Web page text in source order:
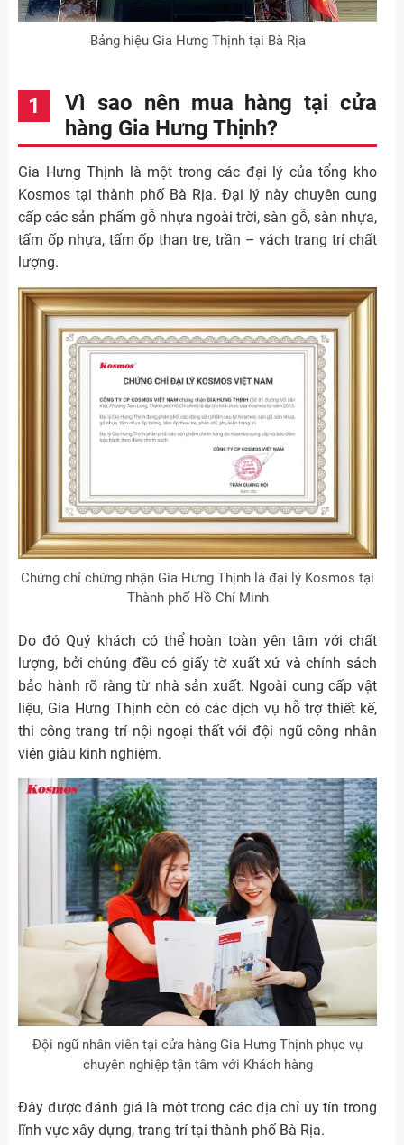
Bảng hiệu Gia Hưng Thịnh tại Bà Rịa
Vì sao nên mua hàng tại cửa
hàng Gia Hưng Thịnh?
Gia Hưng Thịnh là một trong các đại lý của tổng kho
Kosmos tại thành phố Bà Rịa. Đại lý này chuyên cung
cấp các sản phẩm gỗ nhựa ngoài trời, sàn gỗ, sàn nhựa,
tấm ốp nhựa, tấm ốp than tre, trần – vách trang trí chất
lượng.
Chứng chỉ chứng nhận Gia Hưng Thịnh là đại lý Kosmos tại
Thành phố Hồ Chí Minh
Do đó Quý khách có thể hoàn toàn yên tâm với chất
lượng, bởi chúng đều có giấy tờ xuất xứ và chính sách
bảo hành rõ ràng từ nhà sản xuất. Ngoài cung cấp vật
liệu, Gia Hưng Thịnh còn có các dịch vụ hỗ trợ thiết kế,
thi công trang trí nội ngoại thất với đội ngũ công nhân
viên giàu kinh nghiệm.
Đội ngũ nhân viên tại cửa hàng Gia Hưng Thịnh phục vụ
chuyên nghiệp tận tâm với Khách hàng
Đây được đánh giá là một trong các địa chỉ uy tín trong
lĩnh vực xây dựng, trang trí tại thành phố Bà Rịa.